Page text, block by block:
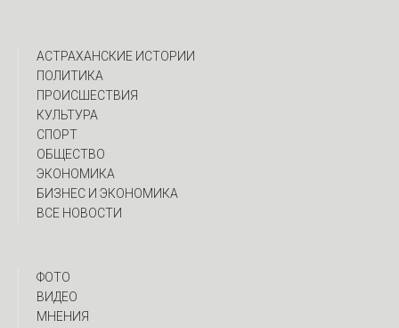
АСТРАХАНСКИЕ ИСТОРИИ
ПОЛИТИКА
ПРОИСШЕСТВИЯ
КУЛЬТУРА
СПОРТ
ОБЩЕСТВО
ЭКОНОМИКА
БИЗНЕС И ЭКОНОМИКА
ВСЕ НОВОСТИ
ФОТО
ВИДЕО
МНЕНИЯ